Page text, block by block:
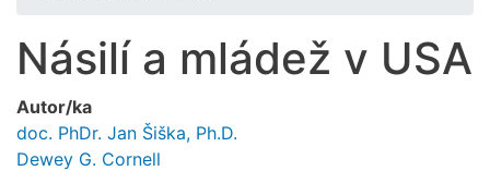
Násilí a mládež v USA
Autor/ka
doc. PhDr. Jan Šiška, Ph.D.
Dewey G. Cornell